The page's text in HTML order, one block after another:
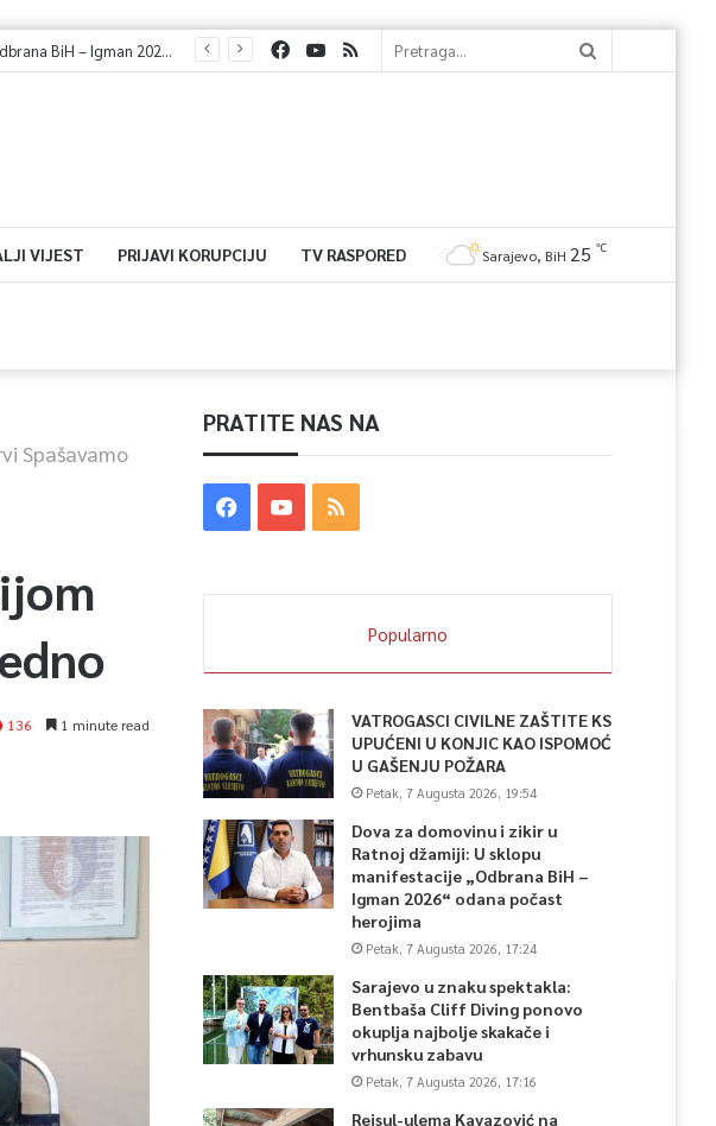
VIJEST PRIJAVI KORUPCIJU TV RASPORED Sarajevo, BiH 25 ℃
Spašavamo
136 1 minute read
PRATITE NAS NA
Popularno
VATROGASCI CIVILNE ZAŠTITE KS
UPUĆENI U KONJIC KAO ISPOMOĆ
U GAŠENJU POŽARA
Petak, 7 Augusta 2026, 19:54
Dova za domovinu i zikir u
Ratnoj džamiji: U sklopu
manifestacije „Odbrana BiH –
Igman 2026“ odana počast
herojima
Petak, 7 Augusta 2026, 17:24
Sarajevo u znaku spektakla:
Bentbaša Cliff Diving ponovo
okuplja najbolje skakače i
vrhunsku zabavu
Petak, 7 Augusta 2026, 17:16
Reisul-ulema Kavazović na